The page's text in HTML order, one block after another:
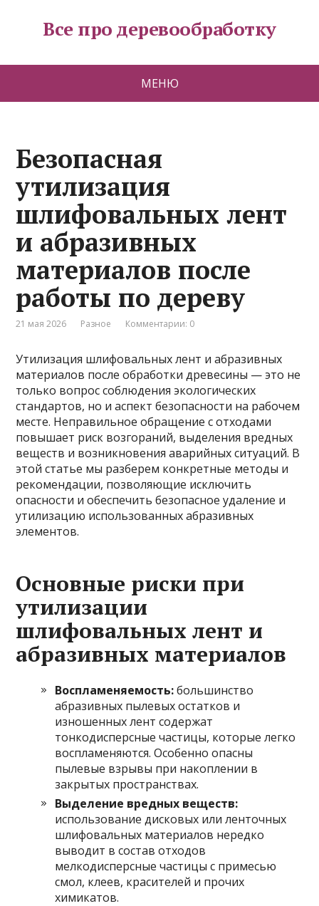
Все про деревообработку
МЕНЮ
Безопасная
утилизация
шлифовальных лент
и абразивных
материалов после
работы по дереву
21 мая 2026 Разное Комментарии: 0
Утилизация шлифовальных лент и абразивных
материалов после обработки древесины — это не
только вопрос соблюдения экологических
стандартов, но и аспект безопасности на рабочем
месте. Неправильное обращение с отходами
повышает риск возгораний, выделения вредных
веществ и возникновения аварийных ситуаций. В
этой статье мы разберем конкретные методы и
рекомендации, позволяющие исключить
опасности и обеспечить безопасное удаление и
утилизацию использованных абразивных
элементов.
Основные риски при
утилизации
шлифовальных лент и
абразивных материалов
Воспламеняемость:большинство
абразивных пылевых остатков и
изношенных лент содержат
тонкодисперсные частицы, которые легко
воспламеняются. Особенно опасны
пылевые взрывы при накоплении в
закрытых пространствах.
Выделение вредных веществ:
использование дисковых или ленточных
шлифовальных материалов нередко
выводит в состав отходов
мелкодисперсные частицы с примесью
смол, клеев, красителей и прочих
химикатов.